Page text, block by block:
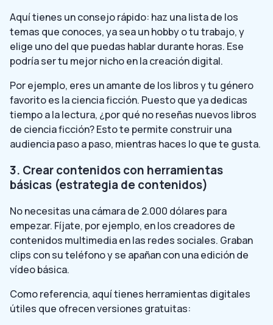
Aquí tienes un consejo rápido: haz una lista de los
temas que conoces, ya sea un hobby o tu trabajo, y
elige uno del que puedas hablar durante horas. Ese
podría ser tu mejor nicho en la creación digital.
Por ejemplo, eres un amante de los libros y tu género
favorito es la ciencia ficción. Puesto que ya dedicas
tiempo a la lectura, ¿por qué no reseñas nuevos libros
de ciencia ficción? Esto te permite construir una
audiencia paso a paso, mientras haces lo que te gusta.
3. Crear contenidos con herramientas
básicas (estrategia de contenidos)
No necesitas una cámara de 2.000 dólares para
empezar. Fíjate, por ejemplo, en los creadores de
contenidos multimedia en las redes sociales. Graban
clips con su teléfono y se apañan con una edición de
vídeo básica.
Como referencia, aquí tienes herramientas digitales
útiles que ofrecen versiones gratuitas: